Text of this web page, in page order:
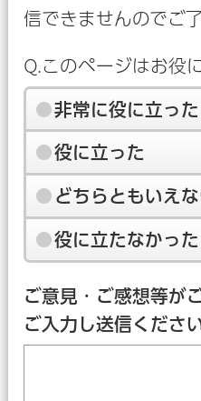
信できませんのでご
Q.このページはお役
非常に役に立った
役に立った
どちらともいえな
役に立たなかった
ご意見・ご感想等が
ご入力し送信ください